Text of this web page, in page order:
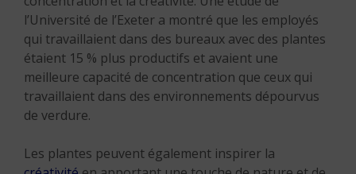
l’Université de l’Exeter a montré que les employés
qui travaillaient dans des bureaux avec des plantes
étaient 15 % plus productifs et avaient une
meilleure capacité de concentration que ceux qui
travaillaient dans des environnements dépourvus
de verdure.
Les plantes peuvent également inspirer la